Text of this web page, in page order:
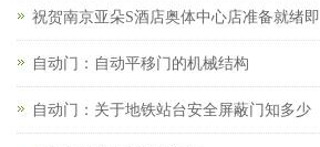
祝贺南京亚朵S酒店奥体中心店准备就绪即
自动门：自动平移门的机械结构
自动门：关于地铁站台安全屏蔽门知多少